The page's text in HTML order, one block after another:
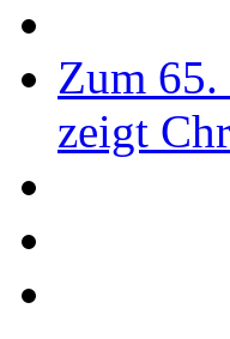
Zum 65.
zeigt